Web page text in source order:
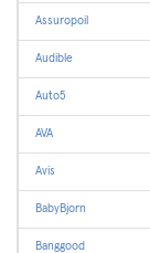
Assuropoil
Audible
Auto5
AVA
Avis
BabyBjorn
Banggood